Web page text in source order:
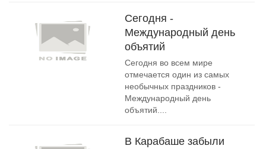
Сегодня -
Международный день
объятий
Сегодня во всем мире
отмечается один из самых
необычных праздников -
Международный день
объятий....
В Карабаше забыли